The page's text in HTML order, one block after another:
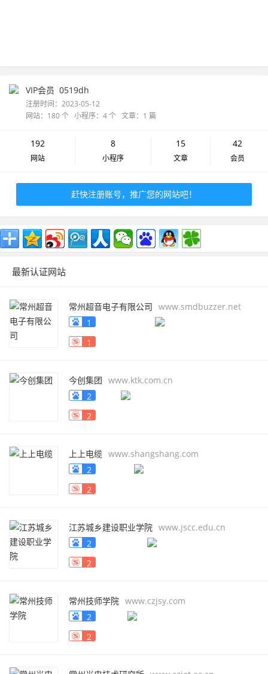
VIP会员 0519dh
注册时间：2023-05-12
网站：180 个 小程序：4 个 文章：1 篇
192
网站
8
小程序
15
文章
42
会员
赶快注册账号，推广您的网站吧！
最新认证网站
常州超音电子有限公司 www.smdbuzzer.net
1
1
今创集团 www.ktk.com.cn
2
2
上上电缆 www.shangshang.com
2
2
江苏城乡建设职业学院 www.jscc.edu.cn
2
2
常州技师学院 www.czjsy.com
2
2